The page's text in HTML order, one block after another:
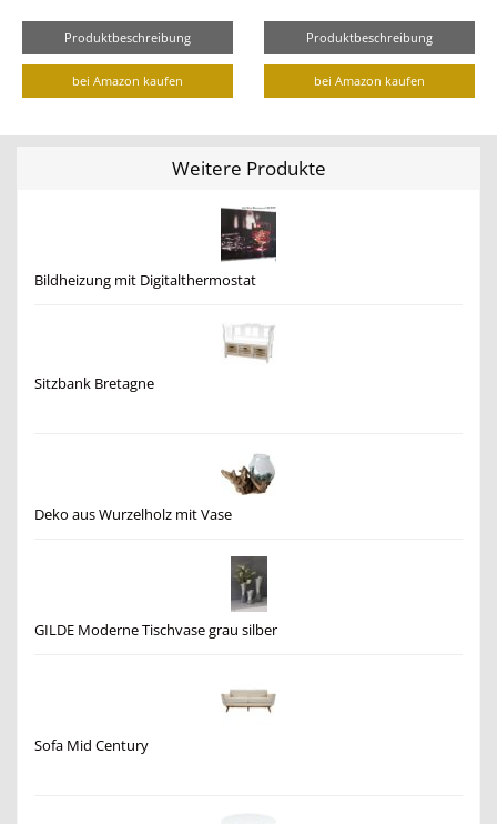
Produktbeschreibung
bei Amazon kaufen
Produktbeschreibung
bei Amazon kaufen
Weitere Produkte
Bildheizung mit Digitalthermostat
Sitzbank Bretagne
Deko aus Wurzelholz mit Vase
GILDE Moderne Tischvase grau silber
Sofa Mid Century